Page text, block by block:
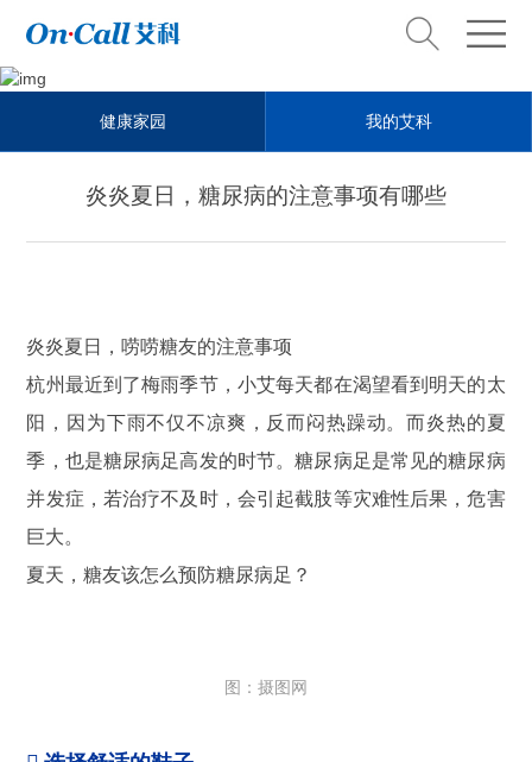
Health steward
健康管家
健康家园 我的艾科
炎炎夏日，糖尿病的注意事项有哪些
炎炎夏日，唠唠糖友的注意事项
杭州最近到了梅雨季节，小艾每天都在渴望看到明天的太
阳，因为下雨不仅不凉爽，反而闷热躁动。而炎热的夏
季，也是糖尿病足高发的时节。糖尿病足是常见的糖尿病
并发症，若治疗不及时，会引起截肢等灾难性后果，危害
巨大。
夏天，糖友该怎么预防糖尿病足？
图：摄图网